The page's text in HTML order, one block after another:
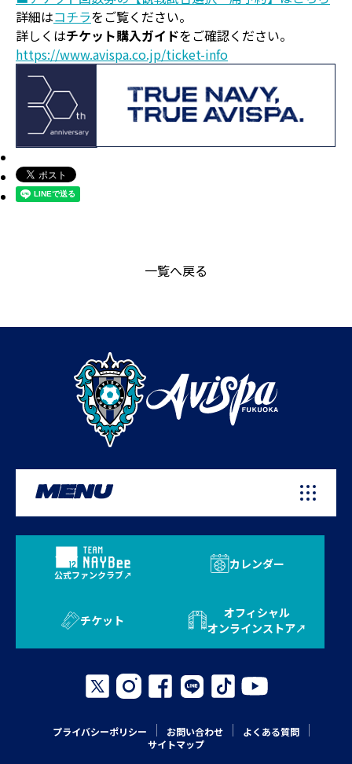
詳細はコチラをご覧ください。
詳しくはチケット購入ガイドをご確認ください。
https://www.avispa.co.jp/ticket-info
一覧へ戻る
MENU
公式ファンクラブ
カレンダー
チケット
オフィシャル
オンラインストア
プライバシーポリシー お問い合わせ
よくある質問
サイトマップ